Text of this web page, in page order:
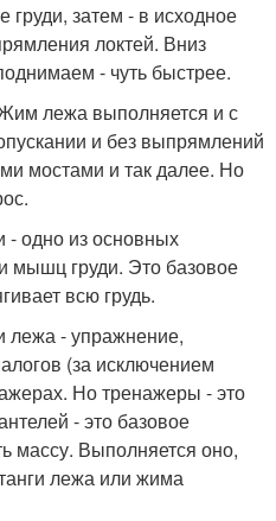
груди, затем - в исходное
локтей. Вниз
- чуть быстрее.
лежа выполняется и с
и без выпрямлений
мостами и так далее. Но
- одно из основных
мышц груди. Это базовое
всю грудь.
лежа - упражнение,
(за исключением
Но тренажеры - это
- это базовое
массу. Выполняется оно,
лежа или жима